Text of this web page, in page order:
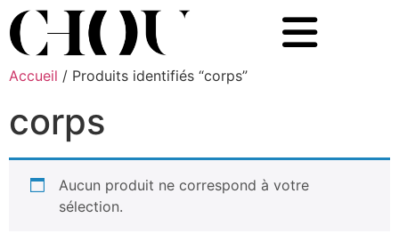
Accueil / Produits identifiés “corps”
corps
Aucun produit ne correspond à votre
sélection.